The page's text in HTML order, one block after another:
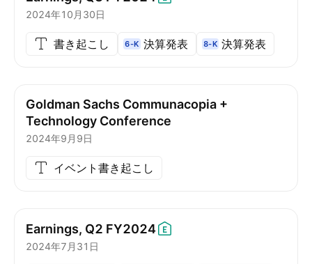
2024年10月30日
書き起こし 6-K 決算発表 8-K 決算発表
Goldman Sachs Communacopia +
Technology Conference
2024年9月9日
イベント書き起こし
Earnings, Q2 FY2024
2024年7月31日